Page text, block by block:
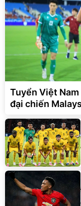
Tuyển Việt
đại chiến